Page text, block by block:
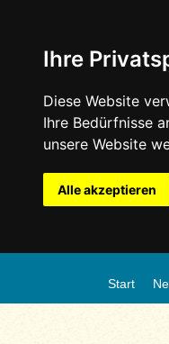
Ihre
Diese Website
Ihre Bedürfnisse
unsere Website
Alle akzeptieren
Start